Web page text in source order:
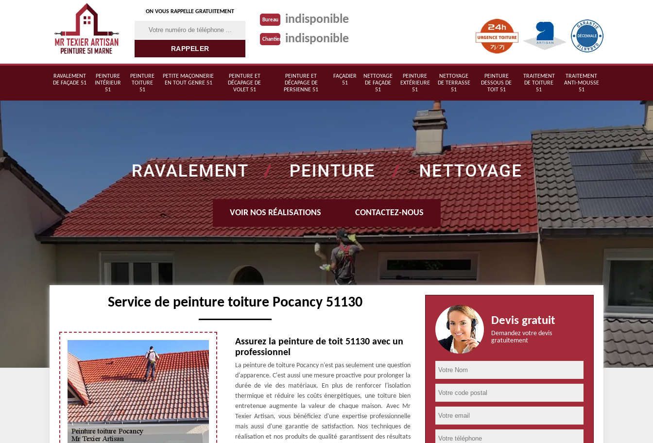
ON VOUS RAPPELLE GRATUITEMENT
Bureau indisponible
Chantier indisponible
RAVALEMENT
DE FAÇADE 51
PEINTURE
INTÉRIEUR
51
PEINTURE
TOITURE
51
PETITE MAÇONNERIE
EN TOUT GENRE 51
PEINTURE ET
DÉCAPAGE DE
VOLET 51
PEINTURE ET
DÉCAPAGE DE
PERSIENNE 51
FAÇADIER
51
NETTOYAGE
DE FAÇADE
51
PEINTURE
EXTÉRIEURE
51
NETTOYAGE
DE TERRASSE
51
PEINTURE
DESSOUS DE
TOIT 51
TRAITEMENT
DE TOITURE
51
TRAITEMENT
ANTI-MOUSSE
51
VOIR NOS RÉALISATIONS CONTACTEZ-NOUS
Service de peinture toiture Pocancy 51130
Assurez la peinture de toit 51130 avec un
professionnel
La peinture de toiture Pocancy n'est pas seulement une question
d'apparence. C'est aussi une mesure proactive pour prolonger la
durée de vie des matériaux. En plus de renforcer l'isolation
thermique et réduire les coûts énergétiques, une toiture bien
entretenue augmente la valeur de chaque maison. Avec Mr
Texier Artisan, vous bénéficiez d'une expertise professionnelle
mais aussi d'une garantie de satisfaction. Nos techniques de
réalisation et nos produits de qualité garantissent des résultats
Devis gratuit
Demandez votre devis
gratuitement